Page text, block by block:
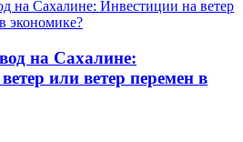
на Сахалине:
или ветер перемен в